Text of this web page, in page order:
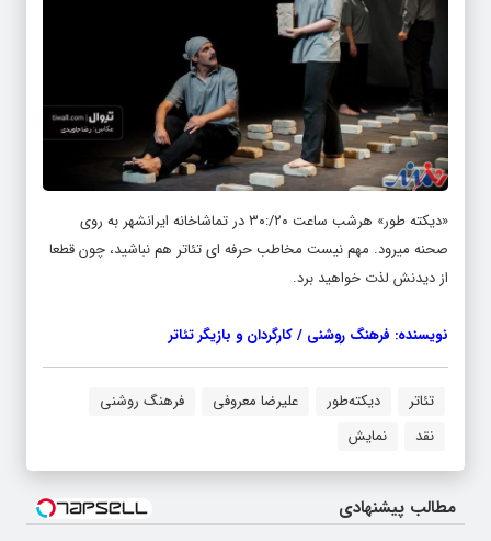
«دیکته طور» هرشب ساعت ۲۰/:۳۰ در تماشاخانه ایرانشهر به روی
صحنه میرود. مهم نیست مخاطب حرفه ای تئاتر هم نباشید، چون قطعا
از دیدنش لذت خواهید برد.
نویسنده: فرهنگ روشنی / کارگردان و بازیگر تئاتر
تئاتر دیکته‌طور علیرضا معروفی
فرهنگ روشنی
نقد
نمایش
مطالب پیشنهادی